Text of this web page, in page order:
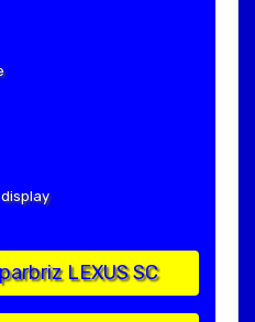
LEXUS SC